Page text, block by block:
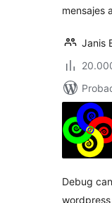
mensajes
Janis
Debug